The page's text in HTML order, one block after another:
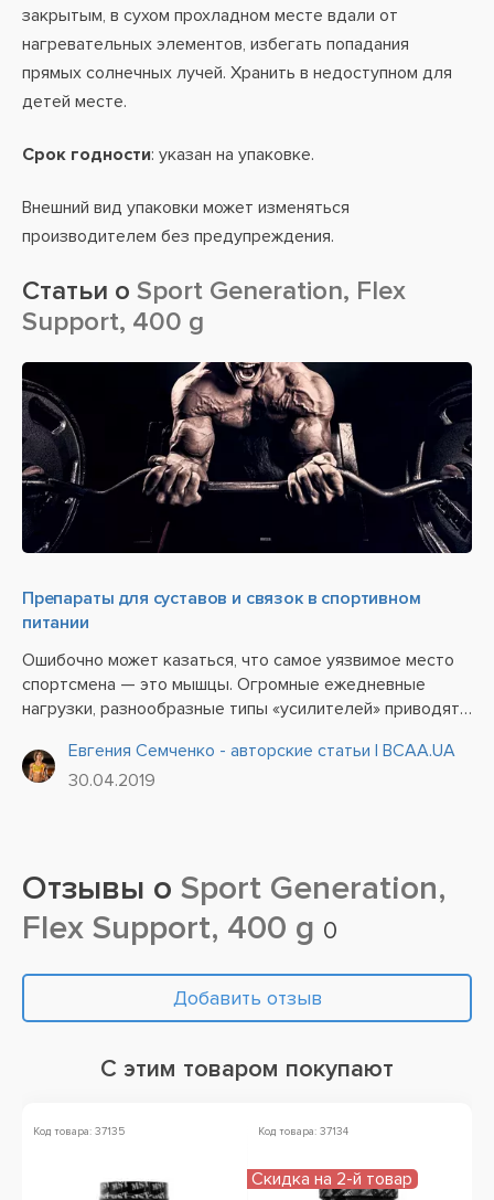
закрытым, в сухом прохладном месте вдали от
нагревательных элементов, избегать попадания
прямых солнечных лучей. Хранить в недоступном для
детей месте.
Срок годности: указан на упаковке.
Внешний вид упаковки может изменяться
производителем без предупреждения.
Статьи о Sport Generation, Flex
Support, 400 g
Препараты для суставов и связок в спортивном
питании
Ошибочно может казаться, что самое уязвимое место
спортсмена — это мышцы. Огромные ежедневные
нагрузки, разнообразные типы «усилителей» приводят
Евгения Семченко - авторские статьи | BCAA.UA
30.04.2019
Отзывы о Sport Generation,
Flex Support, 400 g 0
Добавить отзыв
С этим товаром покупают
Код товара: 37135 Код товара: 37134
Скидка на 2-й товар